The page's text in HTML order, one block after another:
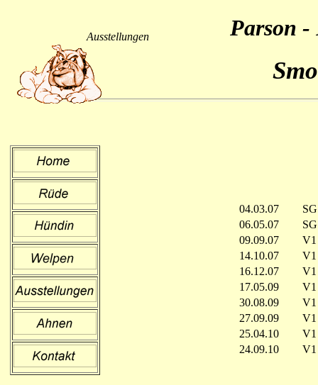
Parson -
Ausstellungen
04.03.07
06.05.07
09.09.07
V1
14.10.07
V1
16.12.07
V1
17.05.09
V1
30.08.09
V1
27.09.09
V1
25.04.10
V1
24.09.10
V1